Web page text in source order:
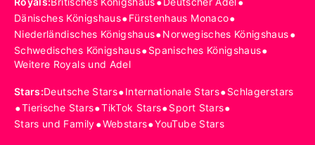
Dänisches Königshaus•Fürstenhaus Monaco•
Niederländisches Königshaus•Norwegisches Königshaus•
Schwedisches Königshaus•Spanisches Königshaus•
Weitere Royals und Adel
Stars:Deutsche Stars•Internationale Stars•Schlagerstars
•Tierische Stars•TikTok Stars•Sport Stars•
Stars und Family•Webstars•YouTube Stars